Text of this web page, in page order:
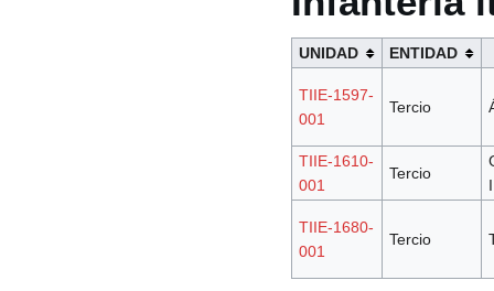
UNIDAD ENTIDAD
TIIE-1597-
001
Tercio
TIIE-1610-
001
Tercio
TIIE-1680-
001
Tercio